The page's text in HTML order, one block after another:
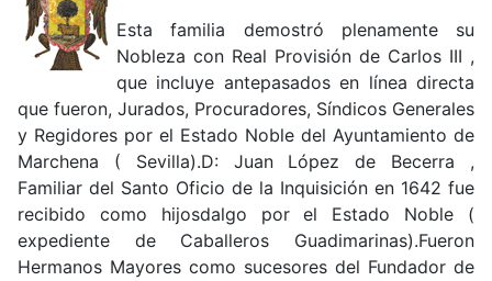
Esta familia demostró plenamente su
Nobleza con Real Provisión de Carlos III ,
que incluye antepasados en línea directa
que fueron, Jurados, Procuradores, Síndicos Generales
y Regidores por el Estado Noble del Ayuntamiento de
Marchena ( Sevilla).D: Juan López de Becerra ,
Familiar del Santo Oficio de la Inquisición en 1642 fue
recibido como hijosdalgo por el Estado Noble (
expediente de Caballeros Guadimarinas).Fueron
Hermanos Mayores como sucesores del Fundador de